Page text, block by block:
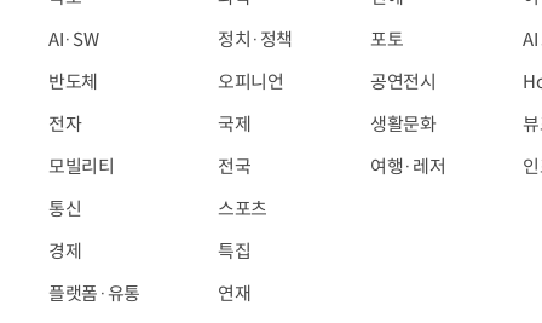
AI·SW
반도체
전자
모빌리티
통신
경제
플랫폼·유통
정치·정책
오피니언
국제
전국
스포츠
특집
연재
포토
공연전시
생활문화
여행·레저